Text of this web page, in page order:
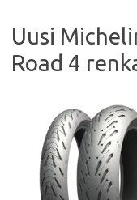
Uusi
Road 4